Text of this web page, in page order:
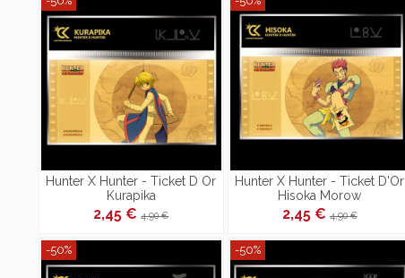
Hunter X Hunter - Ticket D Or
Kurapika
2,45 €4,90 €
Hunter X Hunter - Ticket D'Or
Hisoka Morow
2,45 €4,90 €
-50% -50%